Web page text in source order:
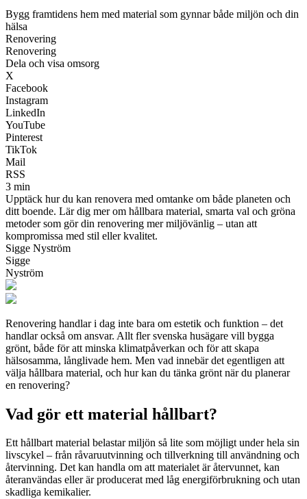
Bygg framtidens hem med material som gynnar både miljön och din
hälsa
Renovering
Renovering
Dela och visa omsorg
X
Facebook
Instagram
LinkedIn
YouTube
Pinterest
TikTok
Mail
RSS
3 min
Upptäck hur du kan renovera med omtanke om både planeten och
ditt boende. Lär dig mer om hållbara material, smarta val och gröna
metoder som gör din renovering mer miljövänlig – utan att
kompromissa med stil eller kvalitet.
Sigge Nyström
Sigge
Nyström
Renovering handlar i dag inte bara om estetik och funktion – det
handlar också om ansvar. Allt fler svenska husägare vill bygga
grönt, både för att minska klimatpåverkan och för att skapa
hälsosamma, långlivade hem. Men vad innebär det egentligen att
välja hållbara material, och hur kan du tänka grönt när du planerar
en renovering?
Vad gör ett material hållbart?
Ett hållbart material belastar miljön så lite som möjligt under hela sin
livscykel – från råvaruutvinning och tillverkning till användning och
återvinning. Det kan handla om att materialet är återvunnet, kan
återanvändas eller är producerat med låg energiförbrukning och utan
skadliga kemikalier.